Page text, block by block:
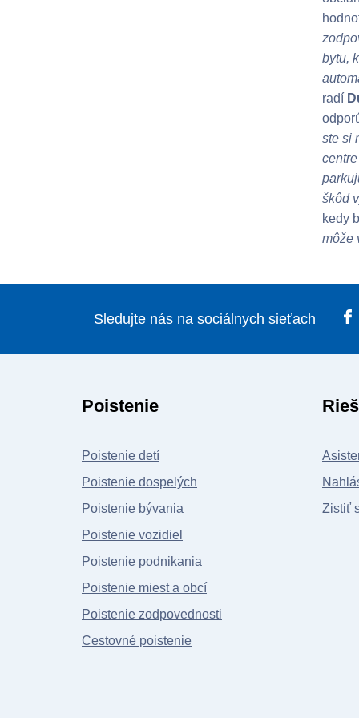
bytu,
radí
ste si
škôd
kedy
môže
Sledujte nás na sociálnych sieťach
Poistenie
Poistenie detí
Poistenie dospelých
Poistenie bývania
Poistenie vozidiel
Poistenie podnikania
Poistenie miest a obcí
Poistenie zodpovednosti
Cestovné poistenie
Zistiť